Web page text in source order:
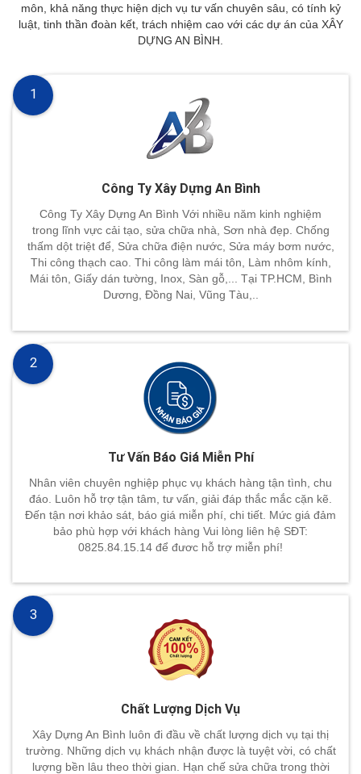
môn, khả năng thực hiện dịch vụ tư vấn chuyên sâu, có tính kỷ
luật, tinh thần đoàn kết, trách nhiệm cao với các dự án của XÂY
DỰNG AN BÌNH.
Công Ty Xây Dựng An Bình
Công Ty Xây Dựng An Bình Với nhiều năm kinh nghiệm
trong lĩnh vực cải tạo, sửa chữa nhà, Sơn nhà đẹp. Chống
thấm dột triệt để, Sửa chữa điện nước, Sửa máy bơm nước,
Thi công thạch cao. Thi công làm mái tôn, Làm nhôm kính,
Mái tôn, Giấy dán tường, Inox, Sàn gỗ,... Tại TP.HCM, Bình
Dương, Đồng Nai, Vũng Tàu,..
1
Tư Vấn Báo Giá Miễn Phí
Nhân viên chuyên nghiệp phục vụ khách hàng tận tình, chu
đáo. Luôn hỗ trợ tận tâm, tư vấn, giải đáp thắc mắc cặn kẽ.
Đến tận nơi khảo sát, báo giá miễn phí, chi tiết. Mức giá đảm
bảo phù hợp với khách hàng Vui lòng liên hệ SĐT:
0825.84.15.14 để đươc hỗ trợ miễn phí!
2
Chất Lượng Dịch Vụ
Xây Dựng An Bình luôn đi đầu về chất lượng dịch vụ tại thị
trường. Những dịch vụ khách nhận được là tuyệt vời, có chất
lượng bền lâu theo thời gian. Hạn chế sửa chữa trong thời
3